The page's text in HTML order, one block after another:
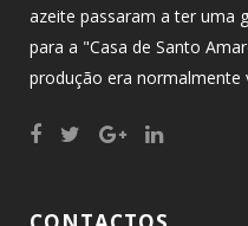
azeite passaram a ter uma
para a "Casa de Santo
produção era normalmente